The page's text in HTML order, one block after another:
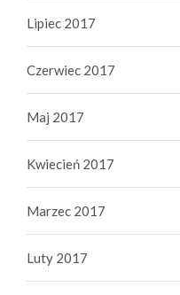
Lipiec 2017
Czerwiec 2017
Maj 2017
Kwiecień 2017
Marzec 2017
Luty 2017